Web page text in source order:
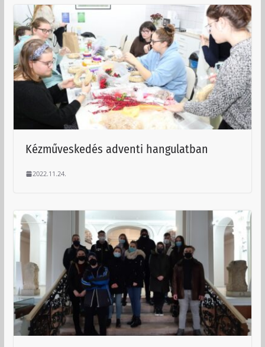
Kézműveskedés adventi hangulatban
2022.11.24.